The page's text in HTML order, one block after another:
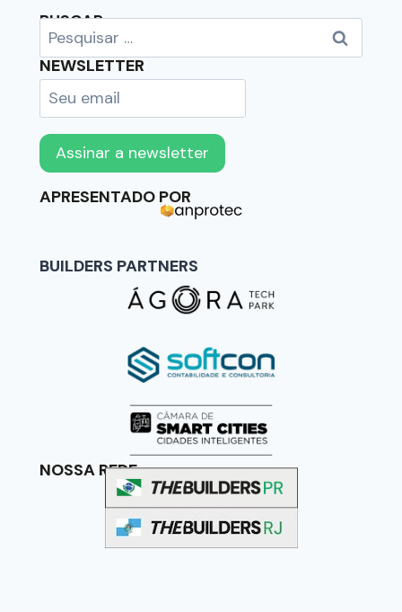
BUSCAR
NEWSLETTER
APRESENTADO POR
BUILDERS PARTNERS
NOSSA REDE